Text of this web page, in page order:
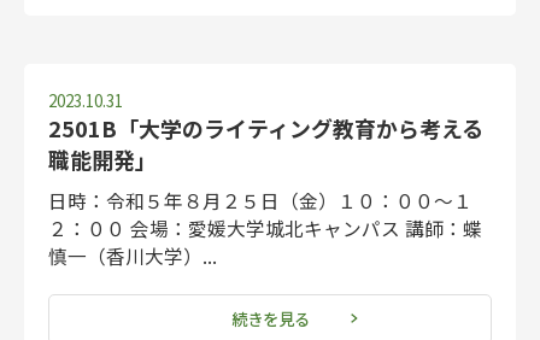
2023.10.31
2501B「大学のライティング教育から考える
職能開発」
日時：令和５年８月２５日（金）１０：００～１
２：００ 会場：愛媛大学城北キャンパス 講師：蝶
慎一（香川大学）...
続きを見る